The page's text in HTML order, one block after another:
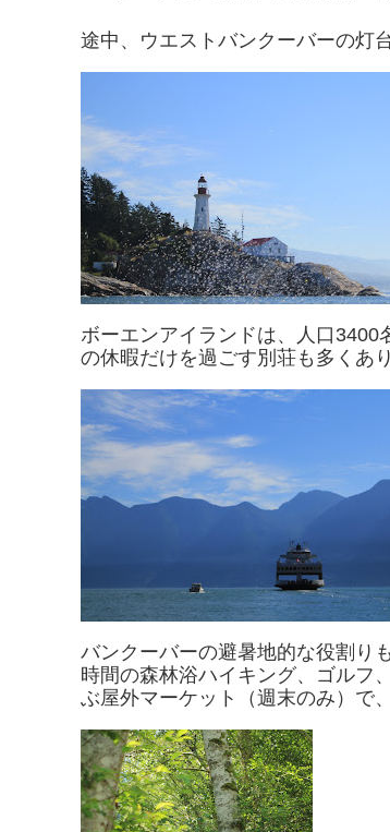
途中、ウエストバンクーバーの灯
ボーエンアイランドは、人口3400
の休暇だけを過ごす別荘も多くあり
バンクーバーの避暑地的な役割り
時間の森林浴ハイキング、ゴルフ
ぶ屋外マーケット（週末のみ）で